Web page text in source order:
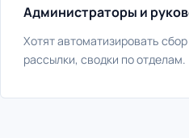
Администраторы и
Хотят автоматизировать
рассылки, сводки по отделам.